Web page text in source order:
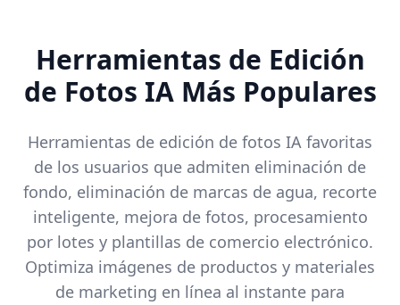
Herramientas de Edición
de Fotos IA Más Populares
Herramientas de edición de fotos IA favoritas
de los usuarios que admiten eliminación de
fondo, eliminación de marcas de agua, recorte
inteligente, mejora de fotos, procesamiento
por lotes y plantillas de comercio electrónico.
Optimiza imágenes de productos y materiales
de marketing en línea al instante para